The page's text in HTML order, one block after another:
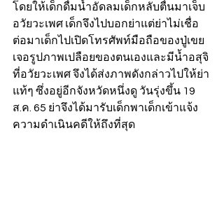
โดยให้เด็กดื่มน้ำอัดลมเด็กหลับตื่นมาเจ็บ
อวัยวะเพศ เด็กจึงไปบอกย่าแต่ย่าไม่เชื่อ
ต่อมาเด็กไปเปิดโทรศัพท์มือถือของปู่เขย
เจอรูปภาพเปลือยของตนเองและมีน้ำอสุจิ
ที่อวัยวะเพศ จึงได้ส่งภาพดังกล่าวไปให้ย่า
แท้ๆ ซึ่งอยู่อีกจังหวัดหนึ่งดู วันรุ่งขึ้น 19
ส.ค. 65 ย่าจึงได้มารับเด็กพาเด็กเข้าแจ้ง
ความดำเนินคดีให้ถึงที่สุด